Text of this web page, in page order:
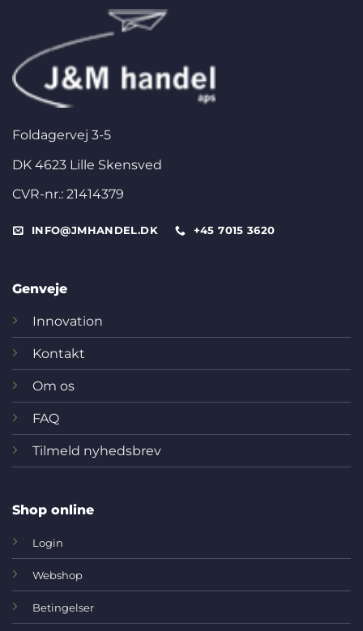
Foldagervej 3-5
DK 4623 Lille Skensved
CVR-nr.: 21414379
INFO@JMHANDEL.DK +45 7015 3620
Genveje
Innovation
Kontakt
Om os
FAQ
Tilmeld nyhedsbrev
Shop online
Login
Webshop
Betingelser